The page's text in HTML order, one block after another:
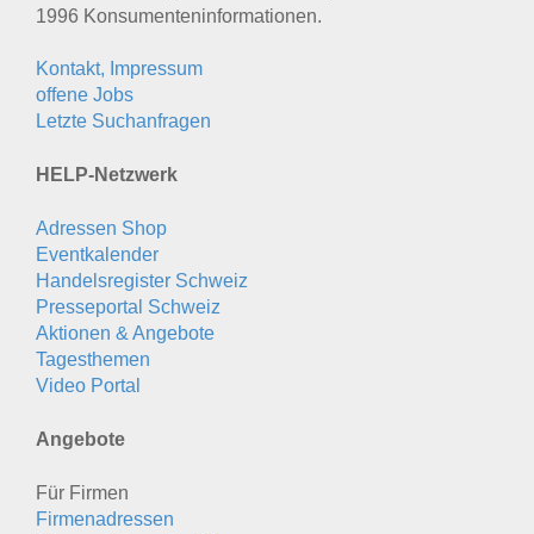
1996 Konsumenten­informationen.
Kontakt, Impressum
offene Jobs
Letzte Suchanfragen
HELP-Netzwerk
Adressen Shop
Eventkalender
Handelsregister Schweiz
Presseportal Schweiz
Aktionen & Angebote
Tagesthemen
Video Portal
Angebote
Für Firmen
Firmenadressen